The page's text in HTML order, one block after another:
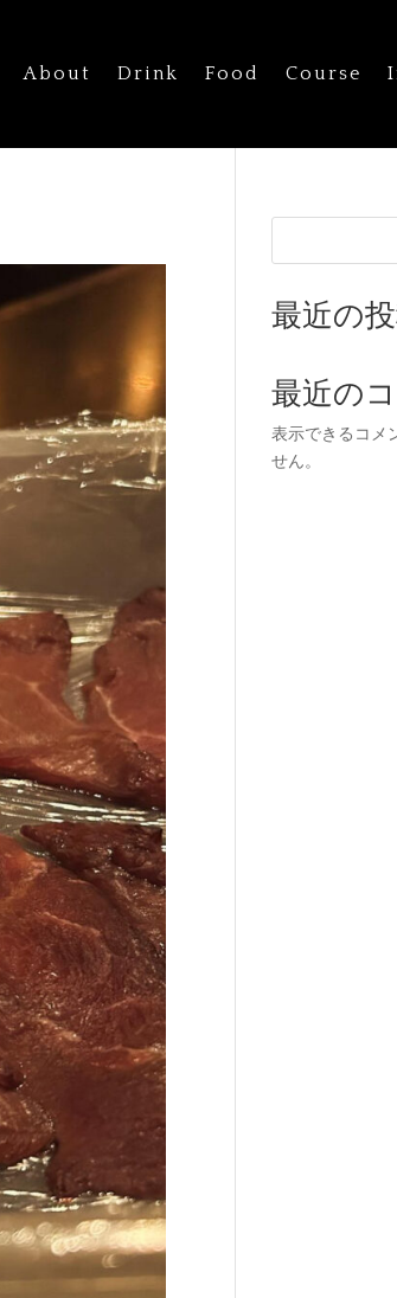
About Drink Food Course
最近の
最近の
表示できるコメ
せん。